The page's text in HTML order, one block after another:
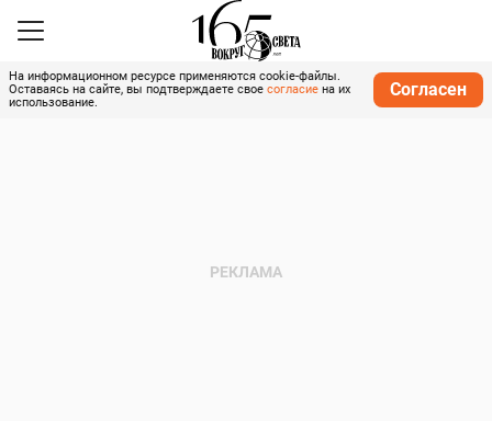
На информационном ресурсе применяются cookie-файлы.
Оставаясь на сайте, вы подтверждаете свое согласие на их
использование.
Согласен